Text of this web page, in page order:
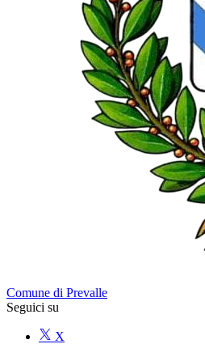
Comune di Prevalle
Seguici su
X